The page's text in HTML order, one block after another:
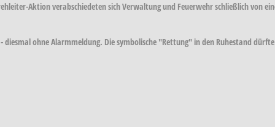
Aktion verabschiedeten sich Verwaltung und Feuerwehr schließlich von
ohne Alarmmeldung. Die symbolische "Rettung" in den Ruhestand